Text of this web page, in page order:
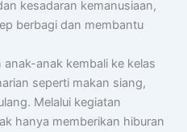
kesadaran kemanusiaan,
berbagi dan membantu
anak kembali ke kelas
seperti makan siang,
Melalui kegiatan
hanya memberikan hiburan